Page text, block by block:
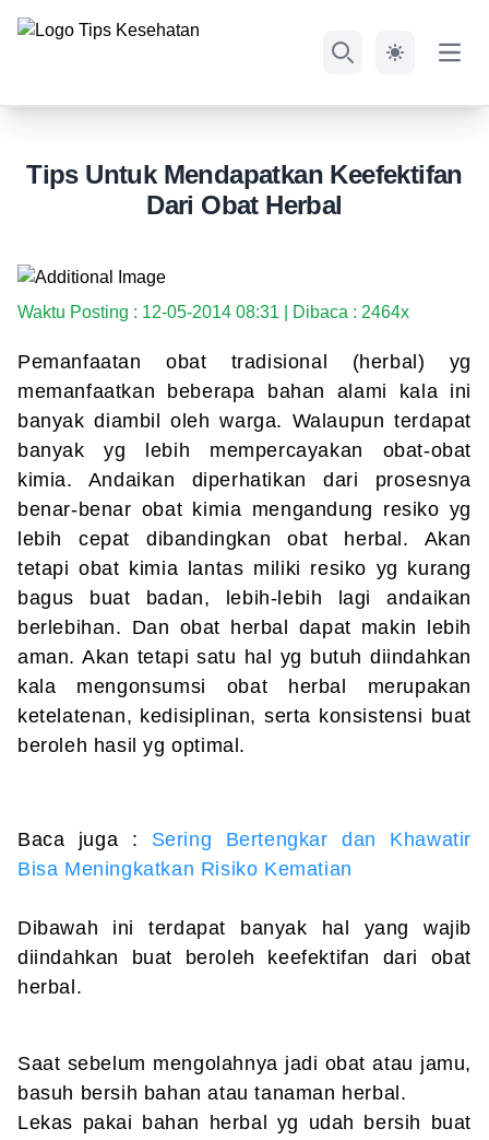
Tips Untuk Mendapatkan Keefektifan
Dari Obat Herbal
Waktu Posting : 12-05-2014 08:31 | Dibaca : 2464x
Pemanfaatan obat tradisional (herbal) yg
memanfaatkan beberapa bahan alami kala ini
banyak diambil oleh warga. Walaupun terdapat
banyak yg lebih mempercayakan obat-obat
kimia. Andaikan diperhatikan dari prosesnya
benar-benar obat kimia mengandung resiko yg
lebih cepat dibandingkan obat herbal. Akan
tetapi obat kimia lantas miliki resiko yg kurang
bagus buat badan, lebih-lebih lagi andaikan
berlebihan. Dan obat herbal dapat makin lebih
aman. Akan tetapi satu hal yg butuh diindahkan
kala mengonsumsi obat herbal merupakan
ketelatenan, kedisiplinan, serta konsistensi buat
beroleh hasil yg optimal.
Baca juga : Sering Bertengkar dan Khawatir
Bisa Meningkatkan Risiko Kematian
Dibawah ini terdapat banyak hal yang wajib
diindahkan buat beroleh keefektifan dari obat
herbal.
Saat sebelum mengolahnya jadi obat atau jamu,
basuh bersih bahan atau tanaman herbal.
Lekas pakai bahan herbal yg udah bersih buat